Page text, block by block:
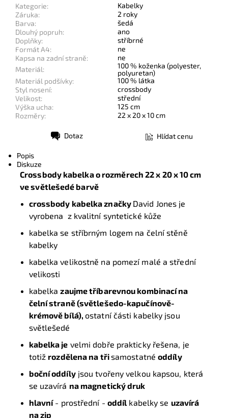
Kategorie:
Kabelky
Záruka:
2 roky
Barva:
šedá
Dlouhý popruh:
ano
Doplňky:
stříbrné
Formát A4:
ne
Kapsa na zadní straně:
ne
Materiál:
100 % koženka (polyester,
polyuretan)
Materiál podšívky:
100 % látka
Styl nosení:
crossbody
Velikost:
střední
Výška ucha:
125 cm
Rozměry:
22 x 20 x 10 cm
Dotaz Hlídat cenu
Popis
Diskuze
Crossbody kabelka o rozměrech 22 x 20 x 10 cm
ve světlešedé barvě
crossbody kabelka značky David Jones je
vyrobena z kvalitní syntetické kůže
kabelka se stříbrným logem na čelní stěně
kabelky
kabelka velikostně na pomezí malé a střední
velikosti
kabelkazaujme tříbarevnou kombinací na
čelní straně (světlešedo-kapučínově-
krémově bílá),ostatní části kabelky jsou
světlešedé
kabelka je velmi dobře prakticky řešena, je
totiž rozdělena na třisamostatnéoddíly
boční oddílyjsou tvořeny velkou kapsou, která
se uzavírá na magnetický druk
hlavní- prostřední - oddíl kabelky se uzavírá
na zip